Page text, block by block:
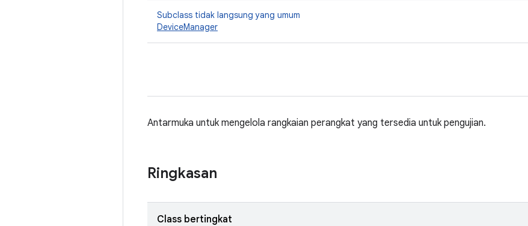
Subclass tidak langsung yang umum
DeviceManager
Antarmuka untuk mengelola rangkaian perangkat yang tersedia untuk pengujian.
Ringkasan
Class bertingkat